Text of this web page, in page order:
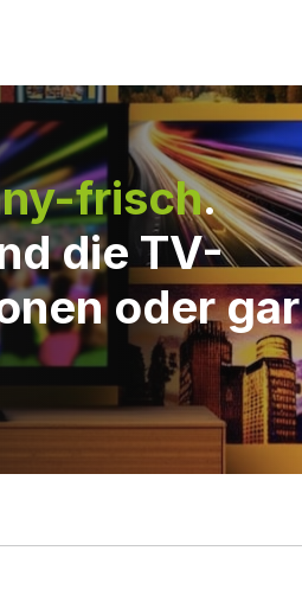
frisch.
die TV-
oder gar